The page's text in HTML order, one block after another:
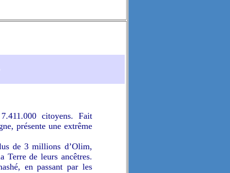
citoyens. Fait
présente une extrême
de 3 millions d’Olim,
Terre de leurs ancêtres.
en passant par les